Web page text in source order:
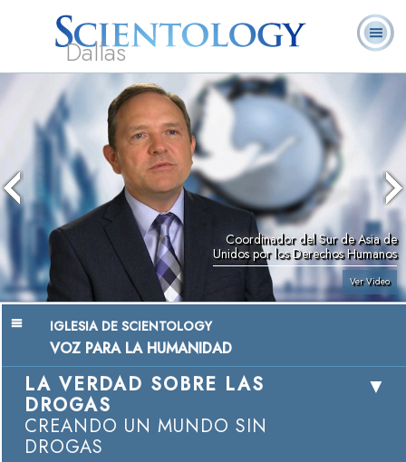
Dallas
Hubbard
¿Qué es
Scientology?
Ministros
Voluntarios
Frecuentes
Libros
Coordinador del Sur de Asia de
Unidos por los Derechos Humanos
Ver Video
IGLESIA DE SCIENTOLOGY
VOZ PARA LA HUMANIDAD
LA VERDAD SOBRE LAS
DROGAS
CREANDO UN MUNDO SIN
DROGAS